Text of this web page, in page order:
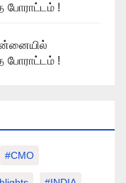
போராட்டம் !
போராட்டம் !
#CMO